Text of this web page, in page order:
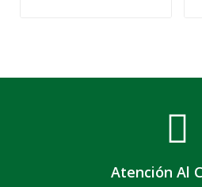
Atención Al